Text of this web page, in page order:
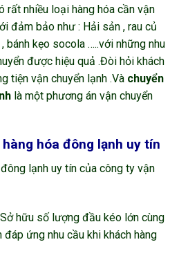
rất nhiều loại hàng hóa cần vận
đảm bảo như : Hải sản , rau củ
bánh kẹo socola …..với những nhu
được hiệu quả .Đòi hỏi khách
tiện vận chuyển lạnh .Và chuyển
là một phương án vận chuyển
hóa đông lạnh uy tín
lạnh uy tín của công ty vận
hữu số lượng đầu kéo lớn cùng
ứng nhu cầu khi khách hàng